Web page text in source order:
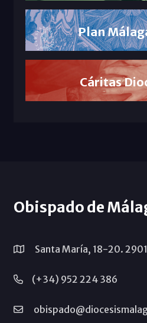
Plan
Cáritas
Obispado de
Santa María, 18-20.
(+34) 952 224 386